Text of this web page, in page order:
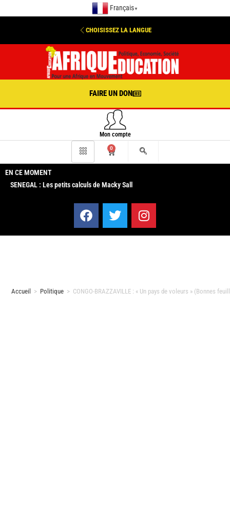
Français ▼
CHOISISSEZ LA LANGUE
FAIRE UN DON
Mon compte
0
EN CE MOMENT
SENEGAL : Les petits calculs de Macky Sall
Accueil > Politique > CONGO-BRAZZAVILLE : « Un pays de voleurs » (Bonnes